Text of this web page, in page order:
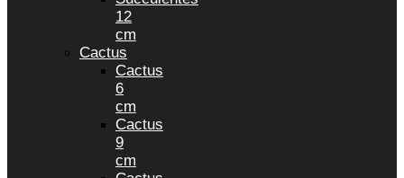
12
cm
Cactus
Cactus
6
cm
Cactus
9
cm